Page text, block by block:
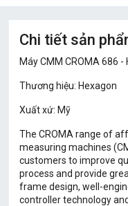
Chi tiết sản
Máy CMM CROMA 686 -
Thương hiệu: Hexagon
Xuất xứ: Mỹ
The CROMA range of
measuring machines
customers to improve
process and provide
frame design, well-
controller technology